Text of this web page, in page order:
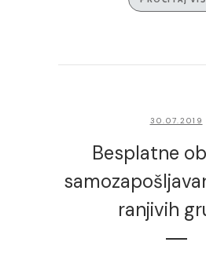
30.07.2019
Besplatne
ranjivih